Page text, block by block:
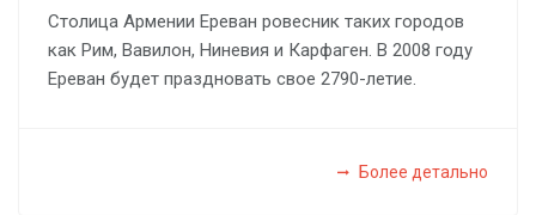
Столица Армении Ереван ровесник таких городов
как Рим, Вавилон, Ниневия и Карфаген. В 2008 году
Ереван будет праздновать свое 2790-летие.
Более детально